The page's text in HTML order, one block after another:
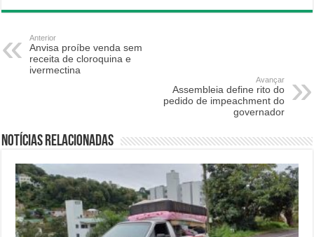
Anterior
Anvisa proíbe venda sem
receita de cloroquina e
ivermectina
Avançar
Assembleia define rito do
pedido de impeachment do
governador
Notícias relacionadas